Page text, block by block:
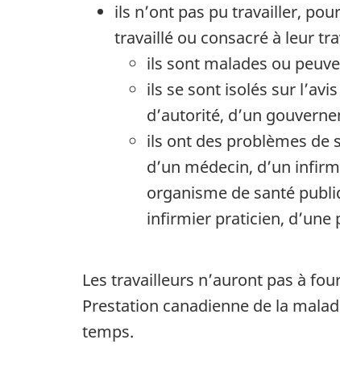
ils n’ont pas pu travailler,
travaillé ou consacré à leur
ils sont malades ou
ils se sont isolés sur
d’autorité, d’un
ils ont des problèmes de
d’un médecin, d’un
organisme de santé
infirmier praticien, d’une
Les travailleurs n’auront pas à
Prestation canadienne de la
temps.